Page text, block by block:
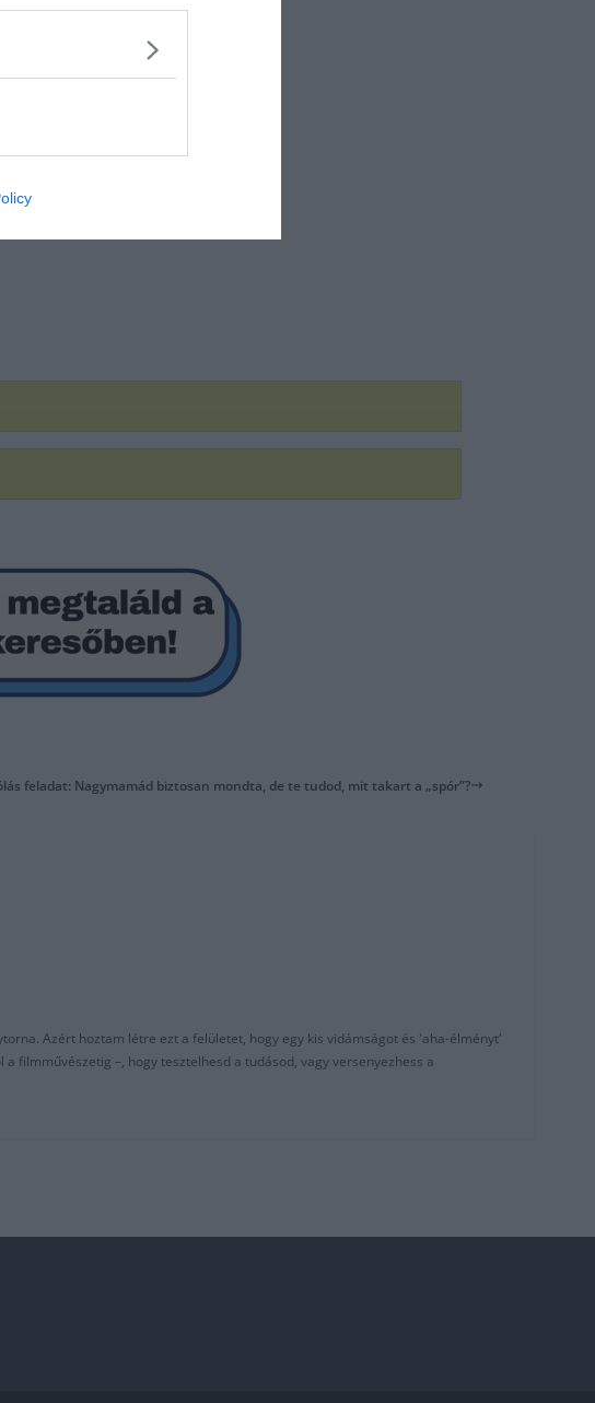
feladat: Nagymamád biztosan mondta, de te tudod, mit takart a „spór”?
Azért hoztam létre ezt a felületet, hogy egy kis vidámságot és 'aha-élményt'
filmművészetig –, hogy tesztelhesd a tudásod, vagy versenyezhess a